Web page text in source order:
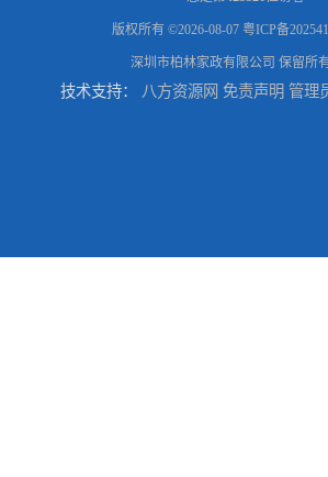
版权所有 ©2026-08-07 粤ICP备
深圳市柏林家政有限公司 保留所
技术支持： 八方资源网 免责声明 管理